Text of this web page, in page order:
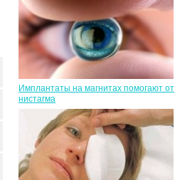
Имплантаты на магнитах помогают от
нистагма